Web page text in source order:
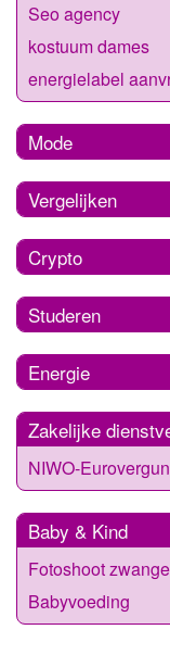
Seo agency
kostuum dames
energielabel
Mode
Vergelijken
Crypto
Studeren
Energie
Zakelijke
NIWO-
Baby & Kind
Fotoshoot
Babyvoeding